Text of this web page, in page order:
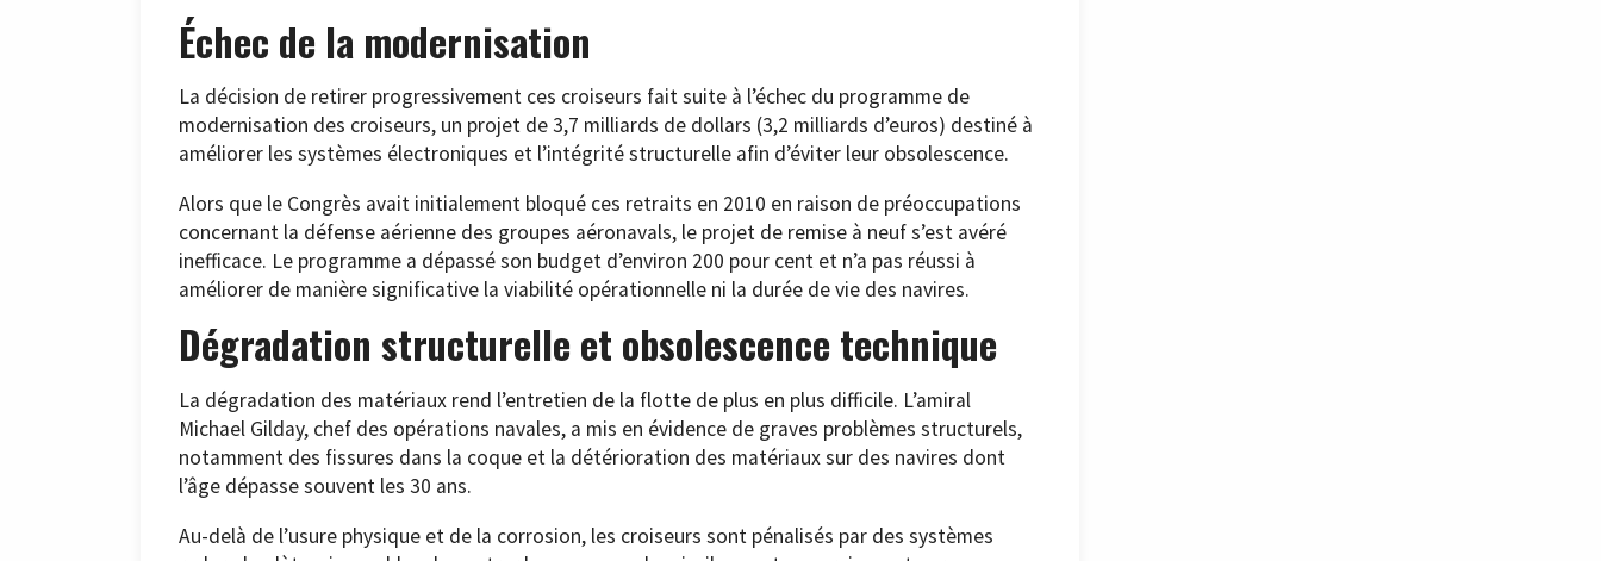
Échec de la modernisation
La décision de retirer progressivement ces croiseurs fait suite à l’échec du programme de
modernisation des croiseurs, un projet de 3,7 milliards de dollars (3,2 milliards d’euros) destiné à
améliorer les systèmes électroniques et l’intégrité structurelle afin d’éviter leur obsolescence.
Alors que le Congrès avait initialement bloqué ces retraits en 2010 en raison de préoccupations
concernant la défense aérienne des groupes aéronavals, le projet de remise à neuf s’est avéré
inefficace. Le programme a dépassé son budget d’environ 200 pour cent et n’a pas réussi à
améliorer de manière significative la viabilité opérationnelle ni la durée de vie des navires.
Dégradation structurelle et obsolescence technique
La dégradation des matériaux rend l’entretien de la flotte de plus en plus difficile. L’amiral
Michael Gilday, chef des opérations navales, a mis en évidence de graves problèmes structurels,
notamment des fissures dans la coque et la détérioration des matériaux sur des navires dont
l’âge dépasse souvent les 30 ans.
Au-delà de l’usure physique et de la corrosion, les croiseurs sont pénalisés par des systèmes